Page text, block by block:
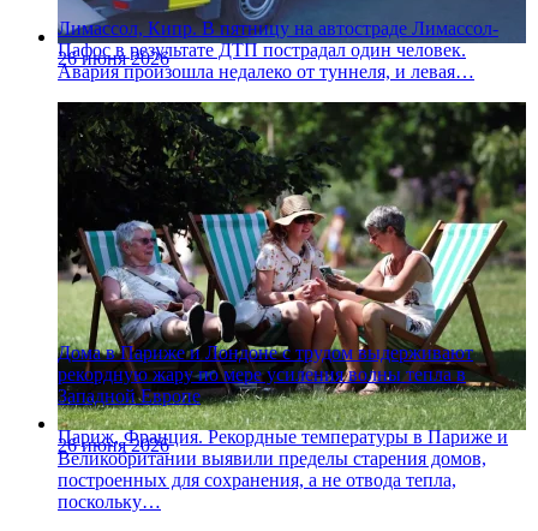
26 июня 2026
Лимассол, Кипр. В пятницу на автостраде Лимассол-
Пафос в результате ДТП пострадал один человек.
Авария произошла недалеко от туннеля, и левая…
26 июня 2026
Дома в Париже и Лондоне с трудом выдерживают
рекордную жару по мере усиления волны тепла в
Западной Европе
Париж, Франция. Рекордные температуры в Париже и
Великобритании выявили пределы старения домов,
построенных для сохранения, а не отвода тепла,
поскольку…